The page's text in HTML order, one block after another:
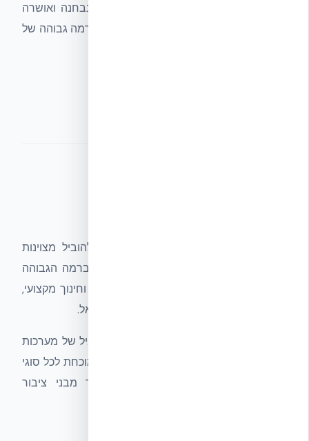
אקובילד פועלת בהתאם לתקן ISO 9001 ונבחנה ואושרה
על ידי מכון התקנים הישראלי, מה שמבטיח רמה גבוהה של
השאיפה האסטרטגית של אקובילד היא להוביל מצוינות
בחמישה תחומים מרכזיים: שירות לקוחות ברמה הגבוהה
ביותר, תמיכה ארצית מקצה לקצה, הכשרה וחינוך מקצועי,
אנו שואפים לשמור על מעמדנו כספק המוביל של מערכות
בנייה מבודדות, ולהנגיש טכנולוגיה עולמית מוכחת לכל סוגי
הבנייה בישראל — מבתים פרטיים ועד מבני ציבור